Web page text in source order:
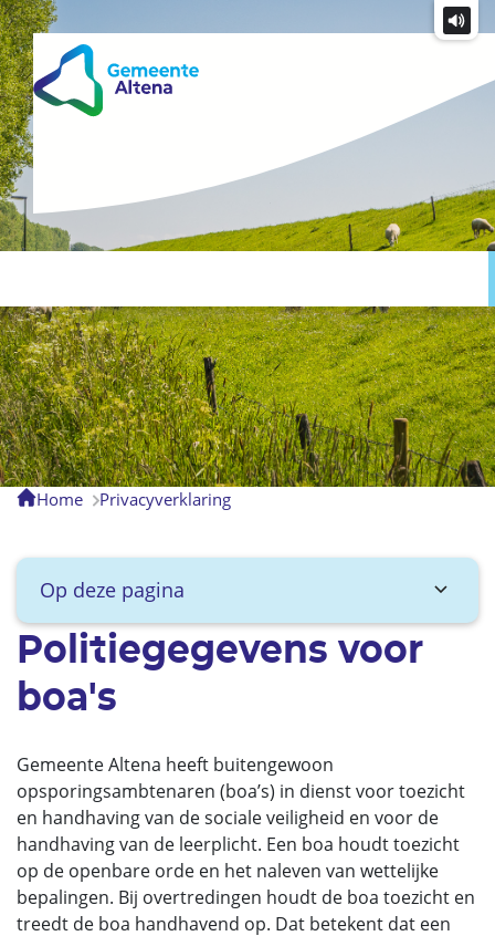
Home Privacyverklaring
Politiegegevens voor
boa's
Gemeente Altena heeft buitengewoon
opsporingsambtenaren (boa’s) in dienst voor toezicht
en handhaving van de sociale veiligheid en voor de
handhaving van de leerplicht. Een boa houdt toezicht
op de openbare orde en het naleven van wettelijke
bepalingen. Bij overtredingen houdt de boa toezicht en
treedt de boa handhavend op. Dat betekent dat een
Op deze pagina